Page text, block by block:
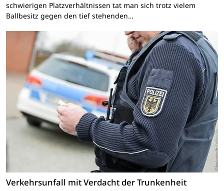
schwierigen Platzverhältnissen tat man sich trotz vielem
Ballbesitz gegen den tief stehenden…
Verkehrsunfall mit Verdacht der Trunkenheit